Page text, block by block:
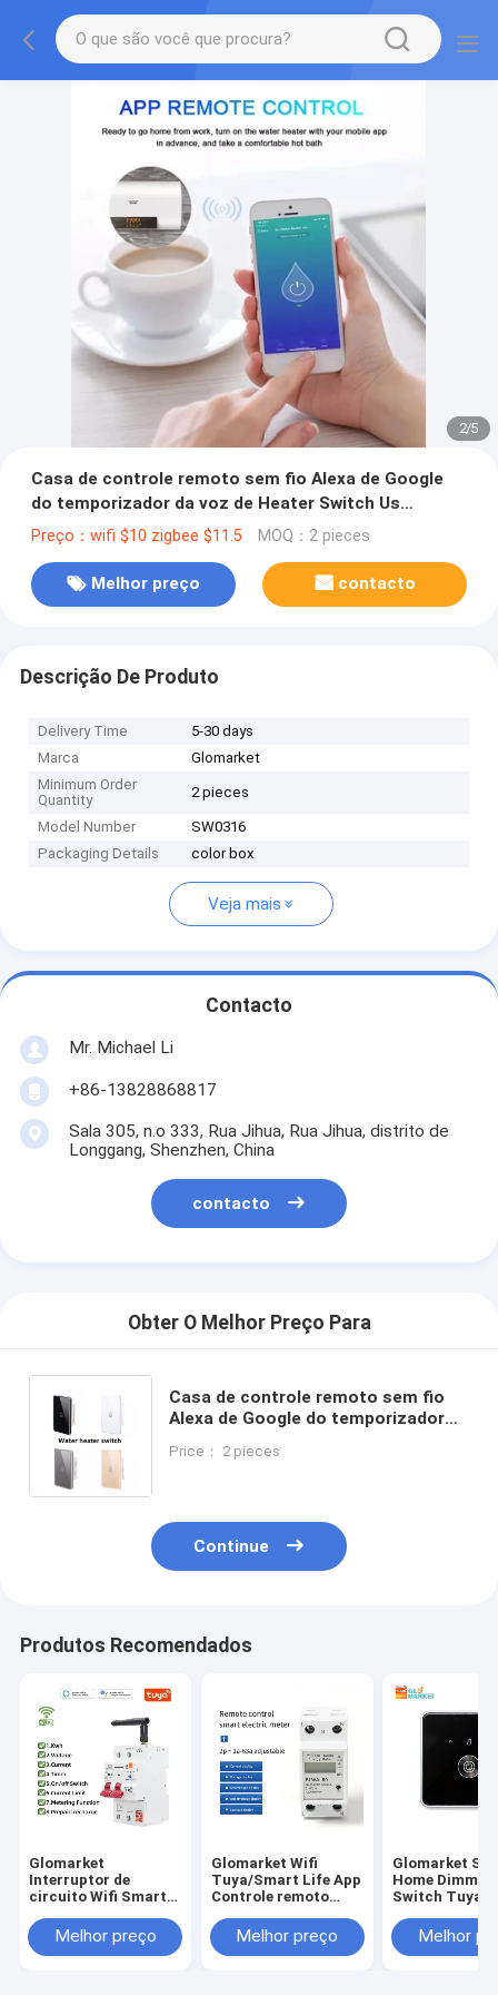
2/5
Casa de controle remoto sem fio Alexa de Google
do temporizador da voz de Heater Switch Us
Standard 20A da água de Glomarket Tuya Smart Wifi
Preço：wifi $10 zigbee $11.5 MOQ：2 pieces
Melhor preço contacto
Descrição De Produto
Delivery Time
5-30 days
Marca
Glomarket
Minimum Order
Quantity
2 pieces
Model Number
SW0316
Packaging Details
color box
Veja mais
Contacto
Mr. Michael Li
+86-13828868817
Sala 305, n.o 333, Rua Jihua, Rua Jihua, distrito de
Longgang, Shenzhen, China
contacto
Obter O Melhor Preço Para
Casa de controle remoto sem fio
Alexa de Google do temporizador
Standard 20A da água de Glomarket
Price： 2 pieces
Continue
Produtos Recomendados
Glomarket
Interruptor de
circuito Wifi Smart
1p 2p 3p 4p Sistema
doméstico
Melhor preço
Glomarket Wifi
Tuya/Smart Life App
Controle remoto
inteligente
dispositivo de relevo
Melhor preço
Glomarket
Home Dimmer
Switch Tuya
Botão
Ajustar o
Melhor